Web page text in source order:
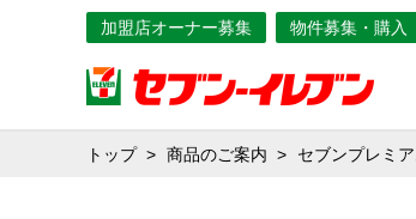
加盟店オーナー募集 物件募集・購入
トップ 商品のご案内 セブンプレミ